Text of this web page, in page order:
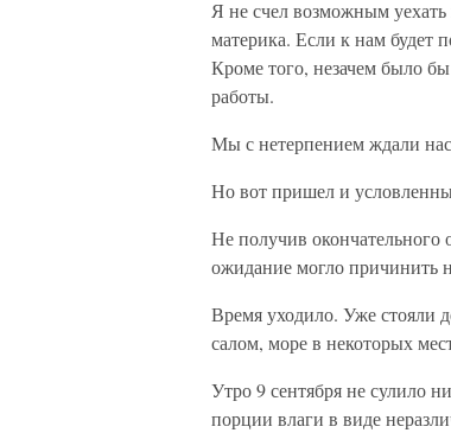
Я не счел возможным уехать
материка. Если к нам будет
Кроме того, незачем было
работы.
Мы с нетерпением ждали
Но вот пришел и
Не получив окончательного
ожидание могло причинить
Время уходило. Уже стояли
салом, море в некоторых
Утро 9 сентября не сулило
порции влаги в виде